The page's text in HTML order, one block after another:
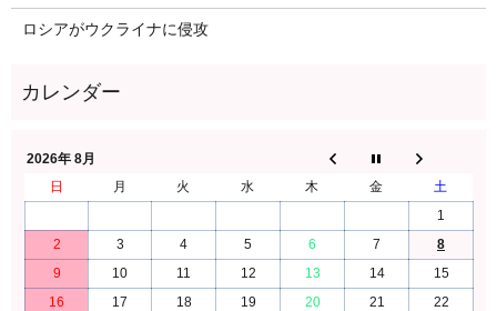
ロシアがウクライナに侵攻
2026年 8月
日
月 火 水 木 金
土
1
2
3 4 5 6 7
8
9
10 11 12 13 14
15
16
17 18 19 20 21
22